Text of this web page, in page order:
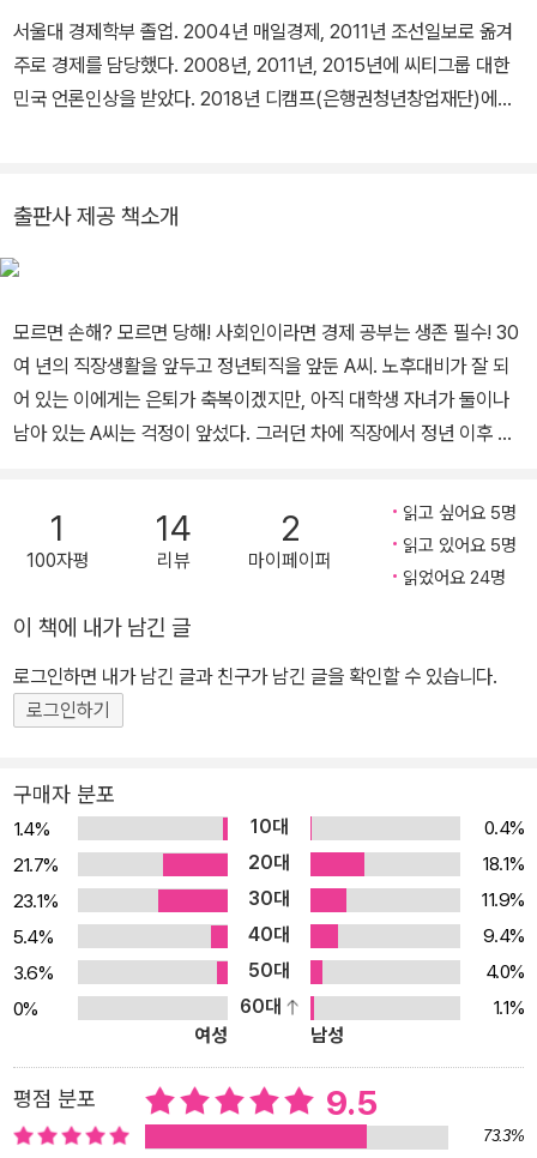
서울대 경제학부 졸업. 2004년 매일경제, 2011년 조선일보로 옮겨
주로 경제를 담당했다. 2008년, 2011년, 2015년에 씨티그룹 대한
민국 언론인상을 받았다. 2018년 디캠프(은행권청년창업재단)에서
『월급의 비밀(공저)』 『난생 처음 경제 공부』 『나는 오늘부터 경제기
사를 읽기로 했다』 『나는 아이디어 하나로 사업을 시작했다』 등의 저
출판사 제공 책소개
모르면 손해? 모르면 당해! 사회인이라면 경제 공부는 생존 필수! 30
여 년의 직장생활을 앞두고 정년퇴직을 앞둔 A씨. 노후대비가 잘 되
어 있는 이에게는 은퇴가 축복이겠지만, 아직 대학생 자녀가 둘이나
남아 있는 A씨는 걱정이 앞섰다. 그러던 차에 직장에서 정년 이후 연
제’가 도입이 되었고, A씨는 다행히 그 수혜자가 됐다. 그러고 나서 몇
년 후, 마침내 진짜 은퇴를 결심하고 사표를 낸 A씨는 퇴직금 액수를
보고 깜짝 놀라지 않을 수 없었다. 퇴직금 액수가 예상치에 한참 못 미
직 직전 3개월 평균 월급에 근속연수를 곱한 금액을 근로자에게 제공
하는 방식이다. DC형은 회사가 매년 근로자의 퇴직연금계좌로 한 달
치 월급을 보내주면, 그것을 근로자 스스로 책임지고 운용하는 방식
이다. 그러므로 A씨는 정년퇴직 때까지는 DB형으로 운용했더라도
A씨가 DB형과 DC형의 차이를 정확히 알고 있었더라면, 이런 일은
벌어지지 않았을 것이다. 어디 그뿐인가. 연말정산에서 연봉이 더 높
은 배우자 쪽으로 혜택을 몰았다가 오히려 손해를 본 사람, 은행직원
말만 믿고 변동금리로 주택담보대출을 받았다가 이후에 금리가 올라
더 큰 이자를 물어낸 사람, 멋모르고 신용카드 리볼빙 서비스를 신청
했다가 이월된 신용카드 결제액에 대해 고액의 연체이자를 낸 사람
등 경제를 잘 몰라 당하는 사람이 한둘이 아니다. 흔히 경제는 어렵고
재미없는 것으로 여기기 쉽지만, 사실 우리가 먹고 마시고 살아가는
모든 생활이 경제와 무관치 않다. 그런데도 경제 공부를 제대로 하지
않은 채 사회생활을 시작하는 사람이 너무도 많다. 문제는 경제를 잘
모르는 것이 단지 불편을 초래하는 정도에 그친다거나, 약간 손해를
1
100자평
14
리뷰
2
마이페이퍼
읽고 싶어요 5명
읽고 있어요 5명
읽었어요 24명
이 책에 내가 남긴 글
로그인하면 내가 남긴 글과 친구가 남긴 글을 확인할 수 있습니다.
로그인하기
구매자 분포
1.4% 10대
0.4%
21.7%
20대
18.1%
23.1%
30대
11.9%
5.4%
40대
9.4%
3.6%
50대
4.0%
0%
60대
1.1%
여성
남성
평점 분포 9.5
73.3%